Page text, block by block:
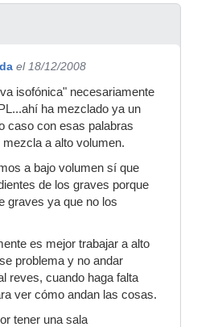
el 18/12/2008
isofónica" necesariamente
ha mezclado ya un
caso con esas palabras
a alto volumen.
a bajo volumen sí que
de los graves porque
graves ya que no los
es mejor trabajar a alto
problema y no andar
reves, cuando haga falta
ver cómo andan las cosas.
tener una sala